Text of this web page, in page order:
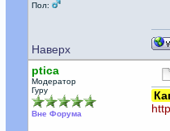
Пол:
Наверх
ptica
Модератор
Гуру
Вне Форума